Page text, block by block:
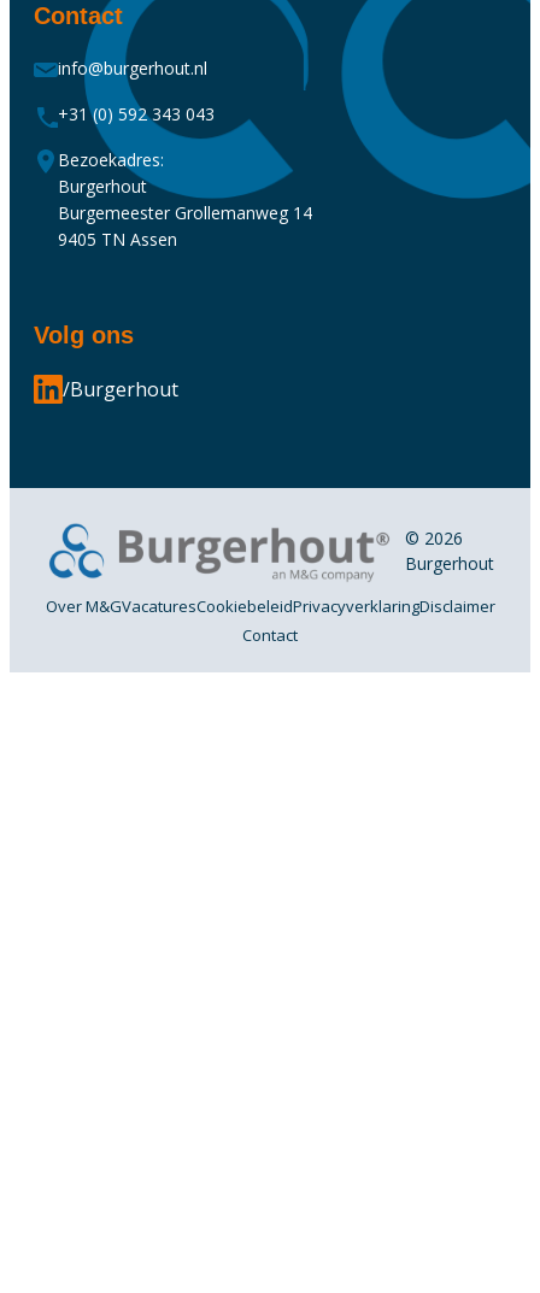
Contact
info@burgerhout.nl
+31 (0) 592 343 043
Bezoekadres:
Burgerhout
Burgemeester Grollemanweg 14
9405 TN Assen
Volg ons
/Burgerhout
© 2026
Burgerhout
Over M&GVacaturesCookiebeleidPrivacyverklaringDisclaimer
Contact